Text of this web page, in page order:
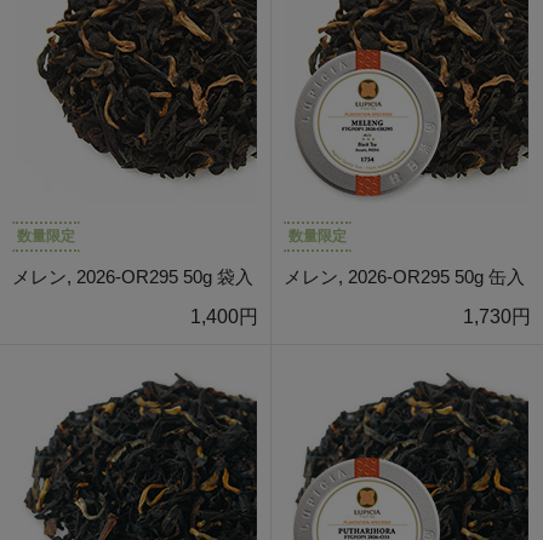
数量限定
メレン, 2026-OR295 50g 袋入
1,400円
数量限定
メレン, 2026-OR295 50g 缶入
1,730円